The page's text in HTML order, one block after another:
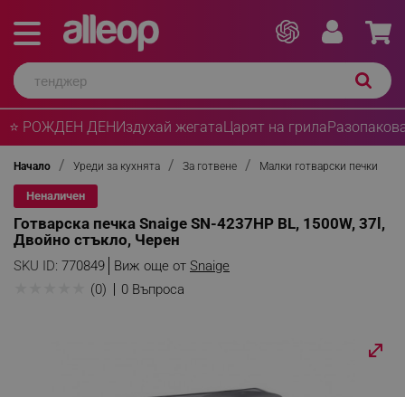
⭐ РОЖДЕН ДЕНИздухай жегатаЦарят на грила
Начало Уреди за кухнята За готвене Малки готварски печки
Неналичен
Готварска печка Snaige SN-4237HP BL, 1500W, 37l,
Двойно стъкло, Черен
SKU ID: 770849 Виж още от Snaige
(0) 0 Въпроса